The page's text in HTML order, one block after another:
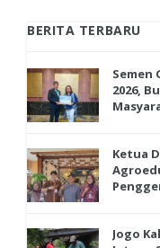
BERITA TERBARU
Semen
2026,
Ketua
Jogo